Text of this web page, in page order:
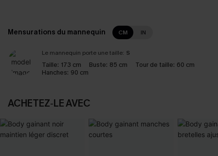
Mensurations du mannequin CM IN
Le mannequin porte une taille: S
Taille: 173 cm Buste: 85 cm Tour de taille: 60 cm
Hanches: 90 cm
ACHETEZ‑LE AVEC